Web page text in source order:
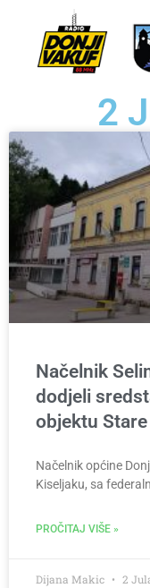
2
Načelnik
dodjeli
objektu
Načelnik općine
Kiseljaku, sa
PROČITAJ VIŠE »
Dijana Makic 2